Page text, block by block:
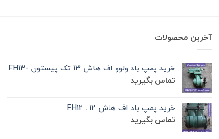
آخرین محصولات
خرید پمپ باد ولوو اف هاش 13 تک‌ پیستون -FH13
تماس بگیرید
خرید پمپ باد اف هاش 12 ـ FH12
تماس بگیرید